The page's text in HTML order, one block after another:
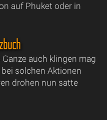
auf Phuket oder in
auch klingen mag
solchen Aktionen
drohen nun satte